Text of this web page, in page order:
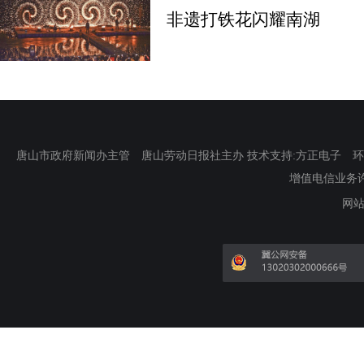
非遗打铁花闪耀南湖
唐山市政府新闻办主管 唐山劳动日报社主办 技术支持:方正电子
增值电信业务
网